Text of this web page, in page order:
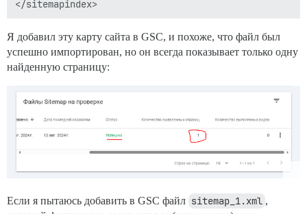
Я добавил эту карту сайта в GSC, и похоже, что файл был
успешно импортирован, но он всегда показывает только одну
найденную страницу:
Если я пытаюсь добавить в GSC файл sitemap_1.xml ,